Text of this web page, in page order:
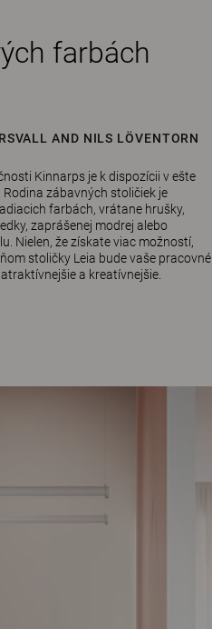
farbách
AND NILS LÖVENTORN
Kinnarps je k dispozícii v ešte
zábavných stoličiek je
farbách, vrátane hrušky,
zaprášenej modrej alebo
Nielen, že získate viac možností,
stoličky Leia bude vaše pracovné
a kreatívnejšie.